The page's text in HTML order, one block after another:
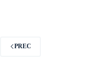
PREC